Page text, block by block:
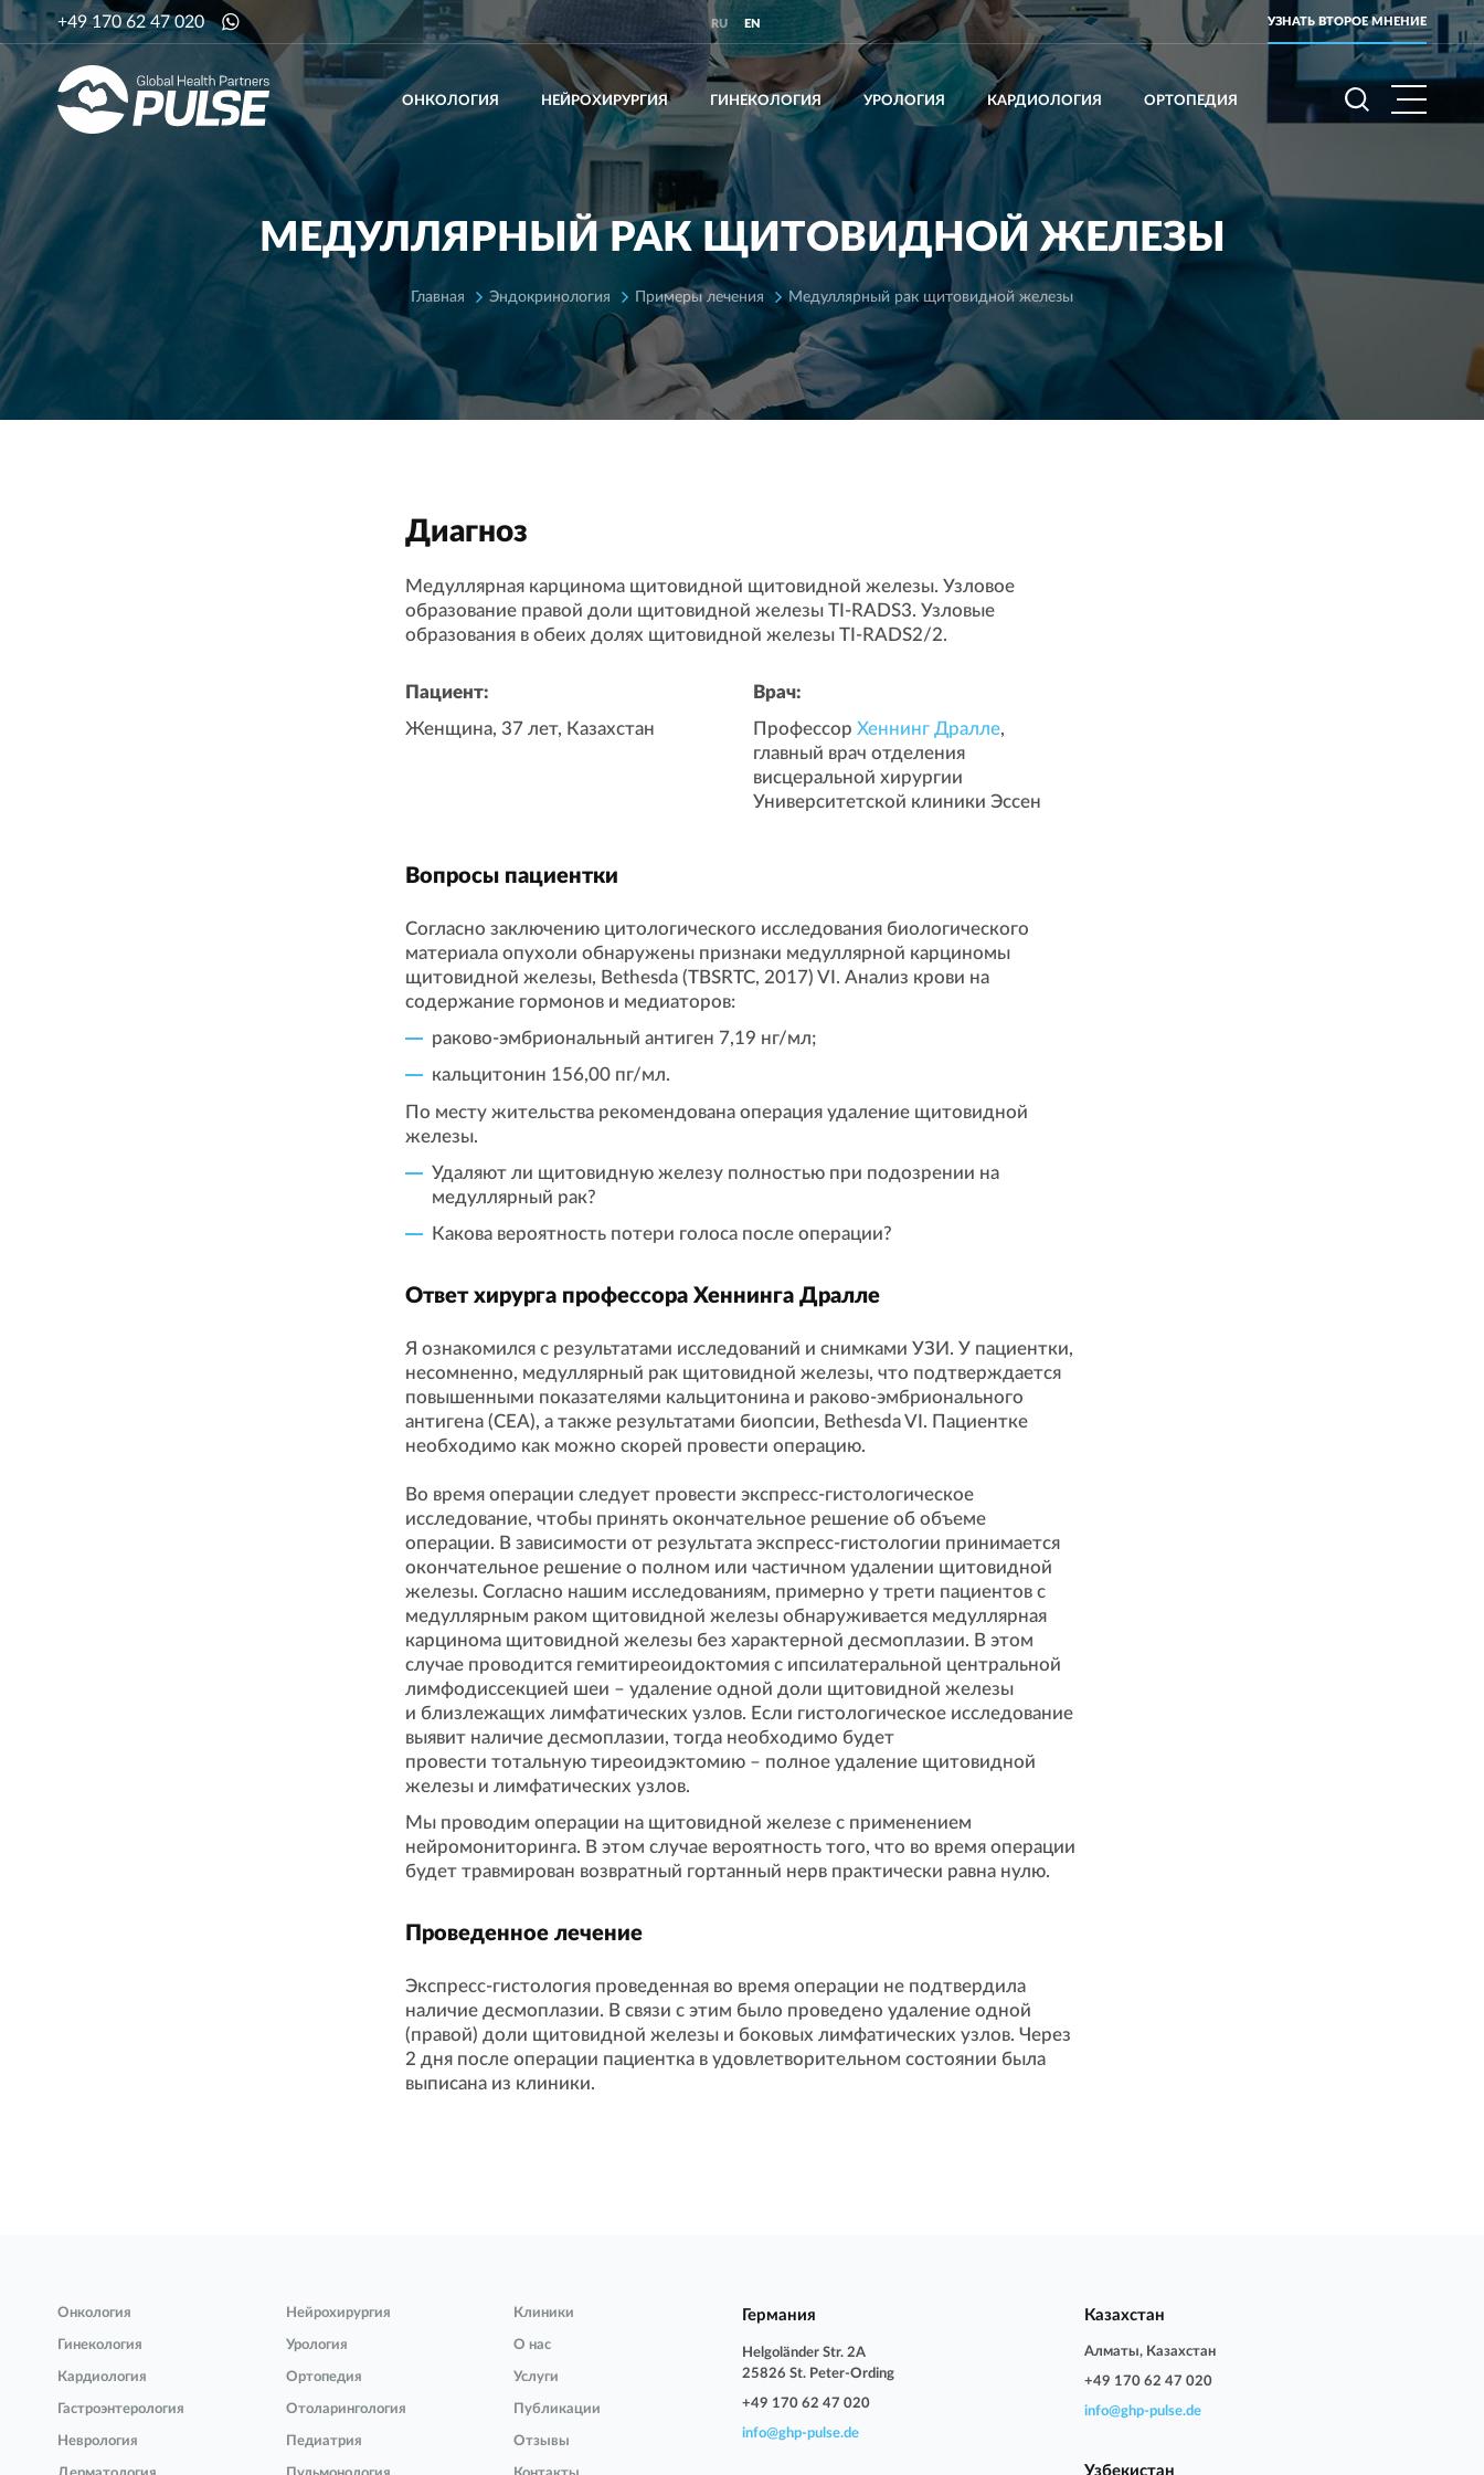
+49 170 62 47 020 RU EN УЗНАТЬ ВТОРОЕ МНЕНИЕ
ОНКОЛОГИЯ НЕЙРОХИРУРГИЯ ГИНЕКОЛОГИЯ УРОЛОГИЯ КАРДИОЛОГИЯ ОРТОПЕДИЯ
MЕДУЛЛЯРНЫЙ РАК ЩИТОВИДНОЙ ЖЕЛЕЗЫ
Главная Эндокринология Примеры лечения Mедуллярный рак щитовидной железы
Диагноз
Медуллярная карцинома щитовидной щитовидной железы. Узловое
образование правой доли щитовидной железы TI-RADS3. Узловые
образования в обеих долях щитовидной железы TI-RADS2/2.
Пациент:
Женщина, 37 лет, Казахстан
Врач:
Профессор Хеннинг Дралле,
главный врач отделения
висцеральной хирургии
Университетской клиники Эссен
Вопросы пациентки
Согласно заключению цитологического исследования биологического
материала опухоли обнаружены признаки медуллярной карциномы
щитовидной железы, Bethesda (TBSRTC, 2017) VI. Анализ крови на
содержание гормонов и медиаторов:
раково-эмбриональный антиген 7,19 нг/мл;
кальцитонин 156,00 пг/мл.
По месту жительства рекомендована операция удаление щитовидной
железы.
Удаляют ли щитовидную железу полностью при подозрении на
медуллярный рак?
Какова вероятность потери голоса после операции?
Ответ хирурга профессора Хеннинга Дралле
Я ознакомился с результатами исследований и снимками УЗИ. У пациентки,
несомненно, медуллярный рак щитовидной железы, что подтверждается
повышенными показателями кальцитонина и раково-эмбрионального
антигена (CEA), а также результатами биопсии, Bethesda VI. Пациентке
необходимо как можно скорей провести операцию.
Во время операции следует провести экспресс-гистологическое
исследование, чтобы принять окончательное решение об объеме
операции. В зависимости от результата экспресс-гистологии принимается
окончательное решение о полном или частичном удалении щитовидной
железы. Согласно нашим исследованиям, примерно у трети пациентов с
медуллярным раком щитовидной железы обнаруживается медуллярная
карцинома щитовидной железы без характерной десмоплазии. В этом
случае проводится гемитиреоидоктомия с ипсилатеральной центральной
лимфодиссекцией шеи – удаление одной доли щитовидной железы
и близлежащих лимфатических узлов. Если гистологическое исследование
выявит наличие десмоплазии, тогда необходимо будет
провести тотальную тиреоидэктомию – полное удаление щитовидной
железы и лимфатических узлов.
Мы проводим операции на щитовидной железе с применением
нейромониторинга. В этом случае вероятность того, что во время операции
будет травмирован возвратный гортанный нерв практически равна нулю.
Проведенное лечение
Экспресс-гистология проведенная во время операции не подтвердила
наличие десмоплазии. В связи с этим было проведено удаление одной
(правой) доли щитовидной железы и боковых лимфатических узлов. Через
2 дня после операции пациентка в удовлетворительном состоянии была
выписана из клиники.
Онкология Нейрохирургия
Гинекология Урология
Кардиология Ортопедия
Гастроэнтерология Отоларингология
Неврология Педиатрия
Клиники
О нас
Услуги
Публикации
Отзывы
Германия
Helgoländer Str. 2A
25826 St. Peter-Ording
+49 170 62 47 020
info@ghp-pulse.de
Казахстан
Алматы, Казахстан
+49 170 62 47 020
info@ghp-pulse.de
Узбекистан